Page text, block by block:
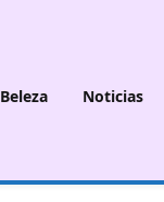
Beleza Noticias